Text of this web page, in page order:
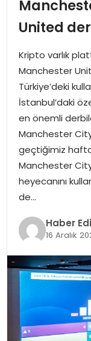
TEKNOLOJI
EĞITIM
MAGAZIN
SPOR
YAŞAM
United
Kripto varlık
Manchester
Türkiye’deki
İstanbul’daki
en önemli
Manchester
geçtiğimiz
Manchester
heyecanını
de…
Haber
16 Aralık